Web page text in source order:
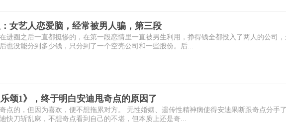
女艺人恋爱脑，经常被男人骗，第三段
进圈之后一直都挺惨的，在第一段恋情里一直被男生利用，挣得钱全都投入了两人的公司
也没能分到多少钱，只分到了一个空壳公司和一些股份。后...
颂1》，终于明白安迪甩奇点的原因了
点的，但因为喜欢，便不想拖累对方。 无性婚姻、遗传性精神病使得安迪果断跟奇点分手
快刀斩乱麻，不想奇点看到自己的不堪，但本质上还是奇...